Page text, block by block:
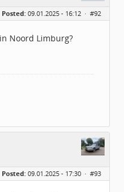
Posted: 09.01.2025 - 16:12 · #92
Noord Limburg?
Posted: 09.01.2025 - 17:30 · #93